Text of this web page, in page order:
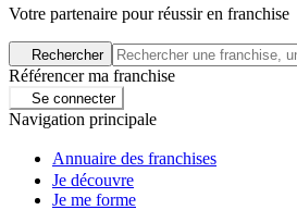
Votre partenaire pour réussir en franchise
Rechercher
Référencer ma franchise
Se connecter
Navigation principale
Annuaire des franchises
Je découvre
Je me forme